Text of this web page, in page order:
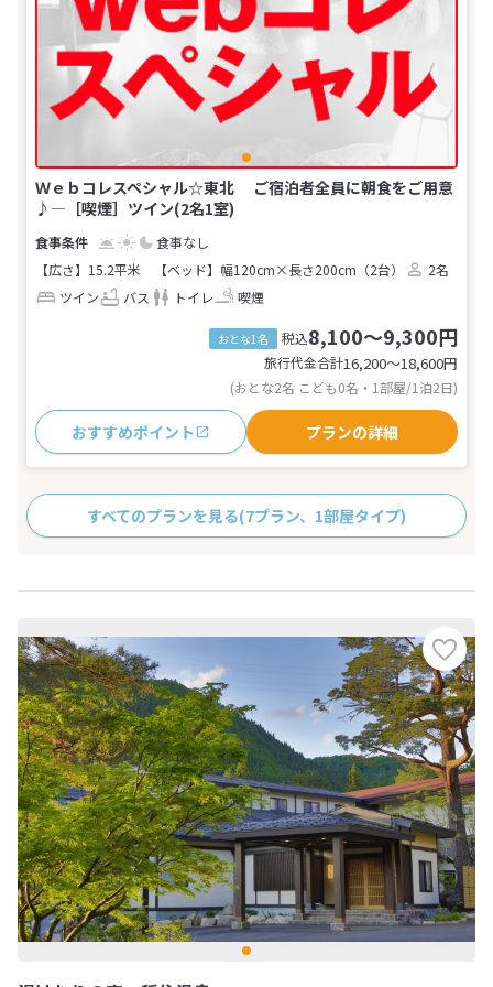
Ｗｅｂコレスペシャル☆東北 ご宿泊者全員に朝食をご用意
♪―［喫煙］ツイン(2名1室)
食事なし
【広さ】15.2平米
【ベッド】幅120cm×長さ200cm（2台）
2名
ツイン
バス トイレ 喫煙
おとな1名 税込8,100～9,300円
旅行代金合計16,200〜18,600円
(おとな2名 こども0名・1部屋/1泊2日)
おすすめポイント プランの詳細
すべてのプランを見る(7プラン、1部屋タイプ)